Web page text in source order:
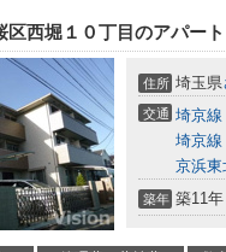
区西堀１０丁目のアパート
住所 埼玉県
交通 埼京線
埼京線
京浜東
築年 築11年